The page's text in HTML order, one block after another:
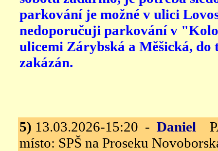
parkování je možné v ulici
nedoporučuji parkování v
ulicemi Zárybská a Měšická, do
zakázán.
5) 13.03.2026-15:20 - Daniel
místo: SPŠ na Proseku